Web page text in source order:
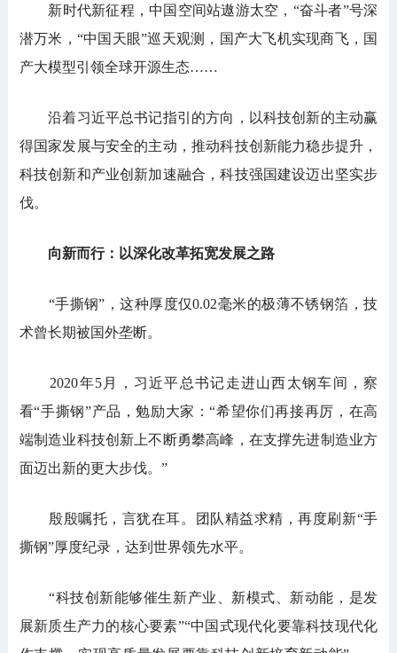
新时代新征程，中国空间站遨游太空，“奋斗者”号深
潜万米，“中国天眼”巡天观测，国产大飞机实现商飞，国
产大模型引领全球开源生态……
沿着习近平总书记指引的方向，以科技创新的主动赢
得国家发展与安全的主动，推动科技创新能力稳步提升，
科技创新和产业创新加速融合，科技强国建设迈出坚实步
伐。
向新而行：以深化改革拓宽发展之路
“手撕钢”，这种厚度仅0.02毫米的极薄不锈钢箔，技
术曾长期被国外垄断。
2020年5月，习近平总书记走进山西太钢车间，察
看“手撕钢”产品，勉励大家：“希望你们再接再厉，在高
端制造业科技创新上不断勇攀高峰，在支撑先进制造业方
面迈出新的更大步伐。”
殷殷嘱托，言犹在耳。团队精益求精，再度刷新“手
撕钢”厚度纪录，达到世界领先水平。
“科技创新能够催生新产业、新模式、新动能，是发
展新质生产力的核心要素”“中国式现代化要靠科技现代化